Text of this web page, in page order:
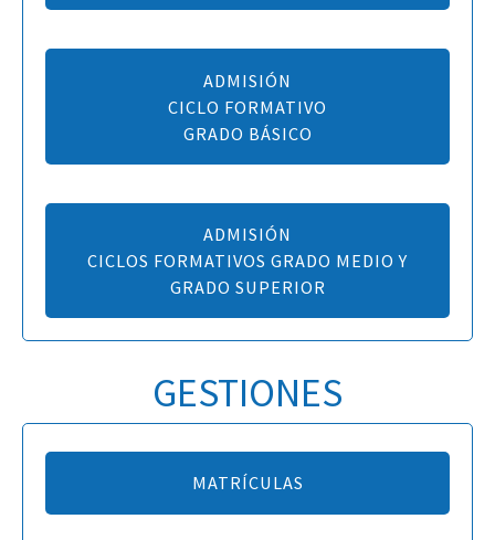
ADMISIÓN
CICLO FORMATIVO
GRADO BÁSICO
ADMISIÓN
CICLOS FORMATIVOS GRADO MEDIO Y
GRADO SUPERIOR
GESTIONES
MATRÍCULAS